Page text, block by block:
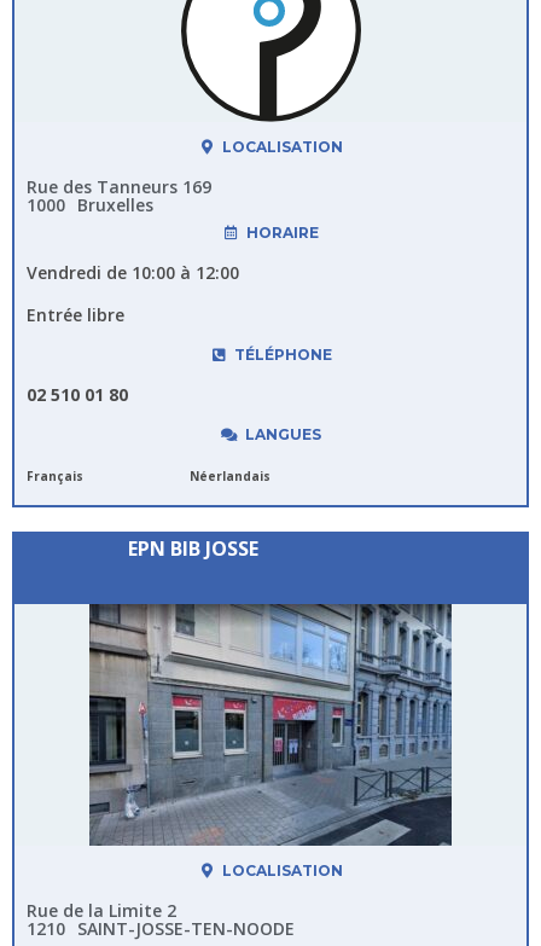
LOCALISATION
Rue des Tanneurs 169
1000 Bruxelles
HORAIRE
Vendredi de 10:00 à 12:00
Entrée libre
TÉLÉPHONE
02 510 01 80
LANGUES
Français Néerlandais
EPN BIB JOSSE
LOCALISATION
Rue de la Limite 2
1210 SAINT-JOSSE-TEN-NOODE